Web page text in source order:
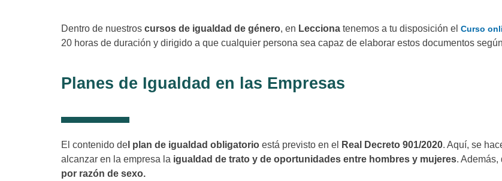
Dentro de nuestros cursos de igualdad de género, en Lecciona tenemos a tu disposición el Curso
20 horas de duración y dirigido a que cualquier persona sea capaz de elaborar estos documentos
Planes de Igualdad en las Empresas
El contenido de l plan de igualdad obligatorio está previsto en el Real Decreto 901/2020. Aquí, se
alcanzar en la empresa la igualdad de trato y de oportunidades entre hombres y mujeres. Además,
por razón de sexo.